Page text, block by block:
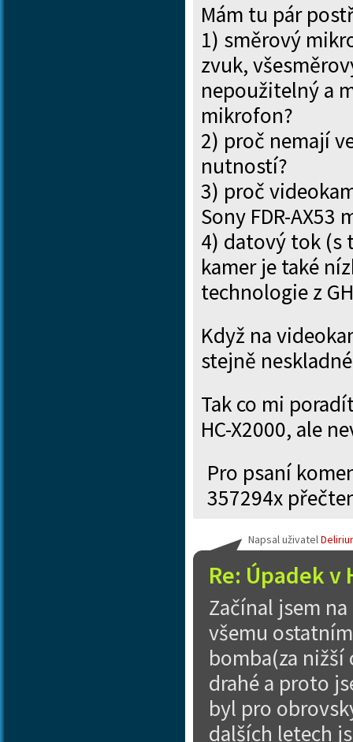
Mám tu pár
1) směrový
zvuk,
nepoužitelný a
mikrofon?
2) proč nemají
nutností?
3) proč
Sony FDR-
4) datový tok (s
kamer je také
technologie z
Když na
stejně
Tak co mi
HC-X2000, ale
Pro psaní
357294x
Re: Úpadek
Napsal uživatel
Začínal jsem
všemu
bomba(za nižší
drahé a proto
byl pro
dalších letech